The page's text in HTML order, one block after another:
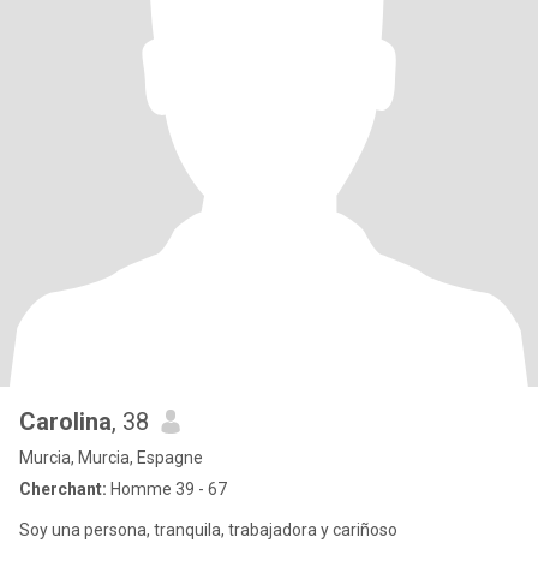
Carolina, 38
Murcia, Murcia, Espagne
Cherchant: Homme 39 - 67
Soy una persona, tranquila, trabajadora y cariñoso